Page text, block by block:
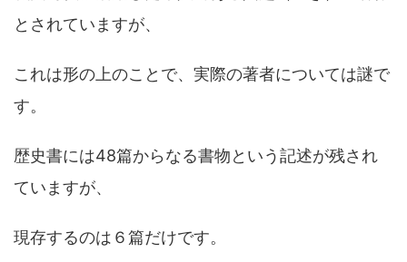
とされていますが、
これは形の上のことで、実際の著者については謎で
す。
歴史書には48篇からなる書物という記述が残され
ていますが、
現存するのは６篇だけです。